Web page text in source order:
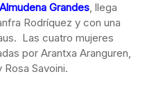
Almudena Grandes, llega
Rodríquez y con una
Las cuatro mujeres
por Arantxa Aranguren,
Savoini.